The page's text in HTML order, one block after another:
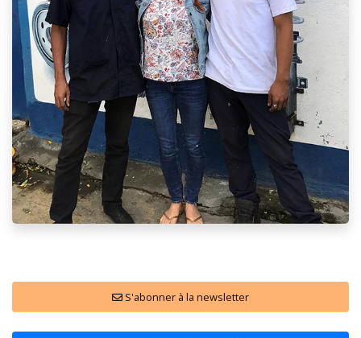
S'abonner à la newsletter